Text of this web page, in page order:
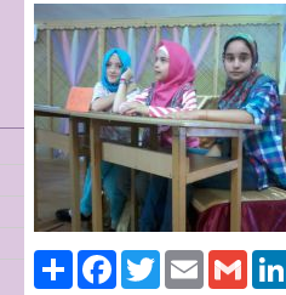
Paylaş FacebookTwitter Email Gmail